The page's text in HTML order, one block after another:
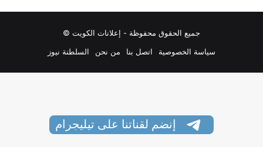
جميع الحقوق محفوظة - إعلانات الكويت ©
سياسة الخصوصية
اتصل بنا من نحن السلطنة نيوز
إنضم لقناتنا على تيليجرام